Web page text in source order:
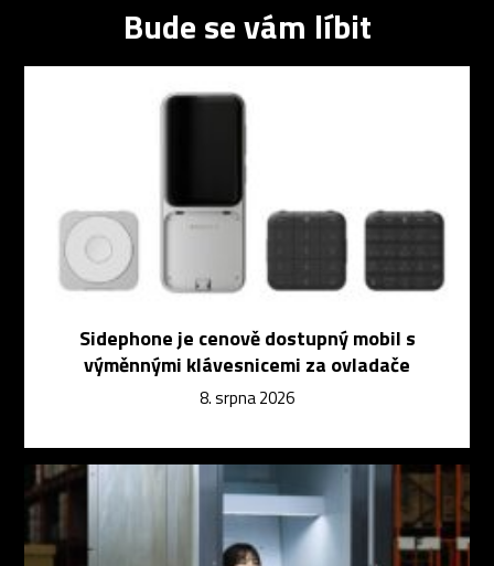
Bude se vám líbit
Sidephone je cenově dostupný mobil s
výměnnými klávesnicemi za ovladače
8. srpna 2026